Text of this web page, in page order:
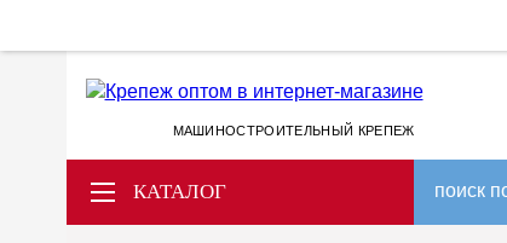
МАШИНОСТРОИТЕЛЬНЫЙ КРЕПЕЖ
КАТАЛОГ поиск